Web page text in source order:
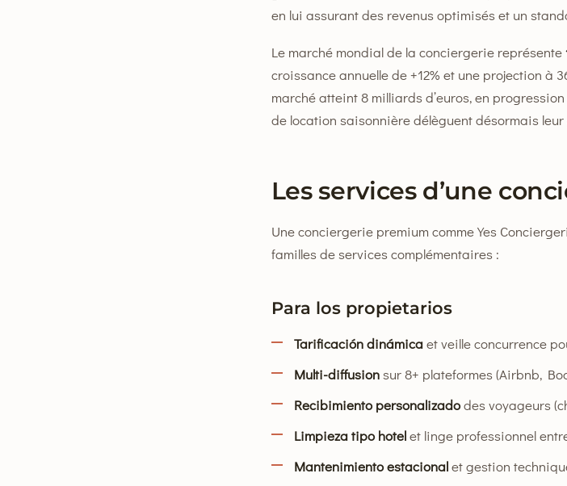
en lui assurant des revenus optimisés et un
Le marché mondial de la conciergerie représente
croissance annuelle de +12% et une projection à
marché atteint 8 milliards d’euros, en
de location saisonnière délèguent désormais
Les services d’une
Une conciergerie premium comme Yes
familles de services complémentaires :
Para los propietarios
Tarificación dinámicaet veille concurrence
Multi-diffusionsur 8+ plateformes (Airbnb,
Recibimiento personalizadodes voyageurs
Limpieza tipo hotelet linge professionnel
Mantenimiento estacionalet gestion